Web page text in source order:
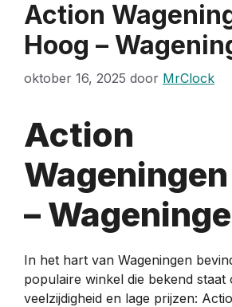
Action
Hoog –
oktober 16, 2025 door MrClock
Action
–
In het hart van Wageningen
populaire winkel die bekend staat
veelzijdigheid en lage prijzen: